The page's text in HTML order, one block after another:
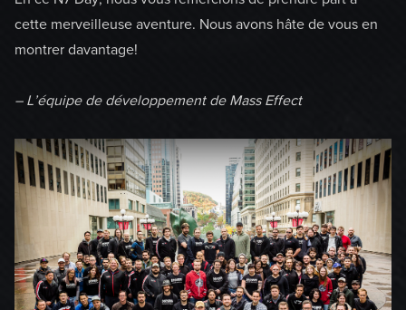
cette merveilleuse aventure. Nous avons hâte de vous en
montrer davantage!
– L’équipe de développement de Mass Effect